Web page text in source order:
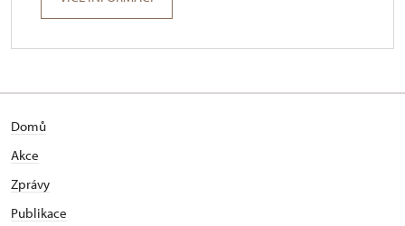
Domů
Akce
Zprávy
Publikace